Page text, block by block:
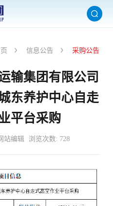
信息公告 采购公告
输集团有限公司
东养护中心自走
平台采购
站编辑 浏览次数: 728